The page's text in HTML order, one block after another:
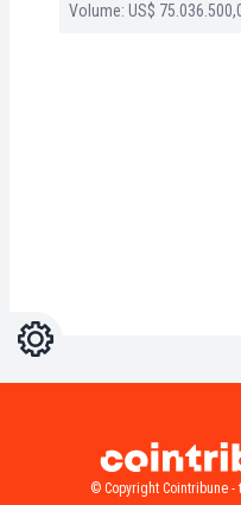
Volume: US$
Configurações
© Copyright Cointribune